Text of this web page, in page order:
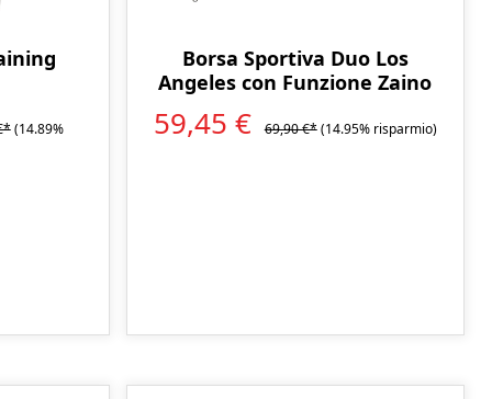
(14.89%
Borsa Sportiva Duo Los
Angeles con Funzione Zaino
59,45 € 69,90 €*(14.95% risparmio)